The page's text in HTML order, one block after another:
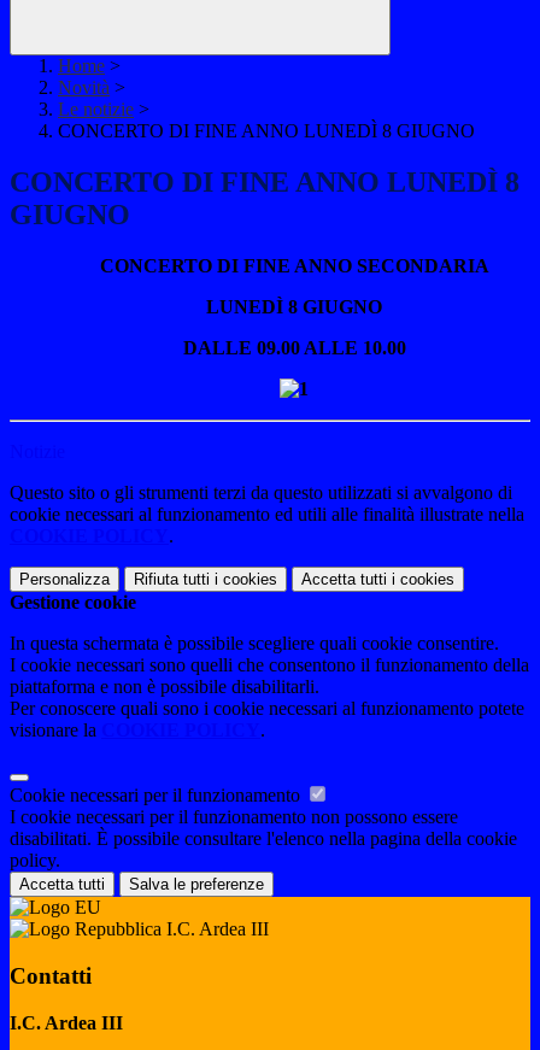
Home >
Novità >
Le notizie >
CONCERTO DI FINE ANNO LUNEDÌ 8 GIUGNO
CONCERTO DI FINE ANNO LUNEDÌ 8
GIUGNO
CONCERTO DI FINE ANNO SECONDARIA
LUNEDÌ 8 GIUGNO
DALLE 09.00 ALLE 10.00
Questo sito o gli strumenti terzi da questo utilizzati si avvalgono di
cookie necessari al funzionamento ed utili alle finalità illustrate nella
.
Personalizza Rifiuta tutti i cookies Accetta tutti i cookies
Gestione cookie
In questa schermata è possibile scegliere quali cookie consentire.
I cookie necessari sono quelli che consentono il funzionamento della
piattaforma e non è possibile disabilitarli.
Per conoscere quali sono i cookie necessari al funzionamento potete
visionare la
.
Cookie necessari per il funzionamento
I cookie necessari per il funzionamento non possono essere
disabilitati. È possibile consultare l'elenco nella pagina della cookie
policy.
Accetta tutti Salva le preferenze
I.C. Ardea III
Contatti
I.C. Ardea III